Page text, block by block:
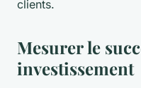
clients.
Mesurer le
investissement